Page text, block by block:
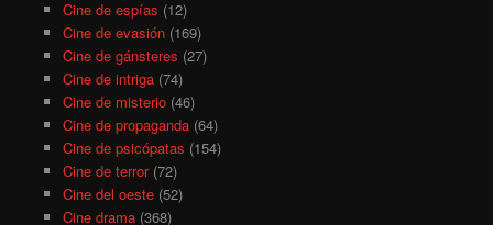
Cine de espías (12)
Cine de evasión(169)
Cine de gánsteres (27)
Cine de intriga(74)
Cine de misterio(46)
Cine de propaganda(64)
Cine de psicópatas (154)
Cine de terror(72)
Cine del oeste(52)
Cine drama(368)